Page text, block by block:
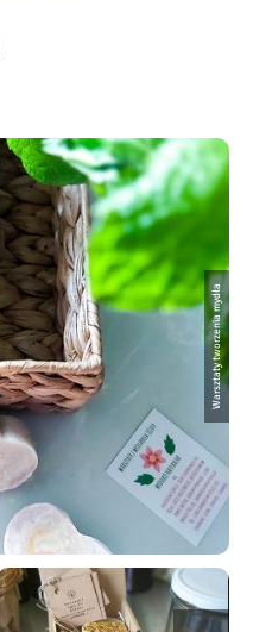
Warsztaty tworzenia mydła